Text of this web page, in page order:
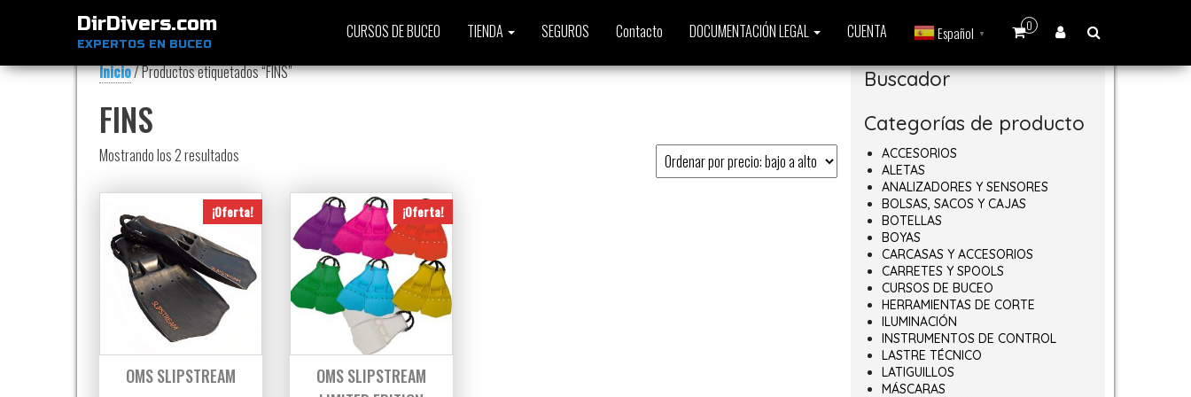
DirDivers.com
EXPERTOS EN BUCEO
0
CURSOS DE BUCEO TIENDA SEGUROS Contacto DOCUMENTACIÓN LEGAL CUENTA Español ▼
Inicio/ Productos etiquetados “FINS”
FINS
Mostrando los 2 resultados
¡Oferta!
OMS SLIPSTREAM
¡Oferta!
OMS SLIPSTREAM
Buscador
Categorías de producto
ACCESORIOS
ALETAS
ANALIZADORES Y SENSORES
BOLSAS, SACOS Y CAJAS
BOTELLAS
BOYAS
CARCASAS Y ACCESORIOS
CARRETES Y SPOOLS
CURSOS DE BUCEO
HERRAMIENTAS DE CORTE
ILUMINACIÓN
INSTRUMENTOS DE CONTROL
LASTRE TÉCNICO
LATIGUILLOS
MÁSCARAS